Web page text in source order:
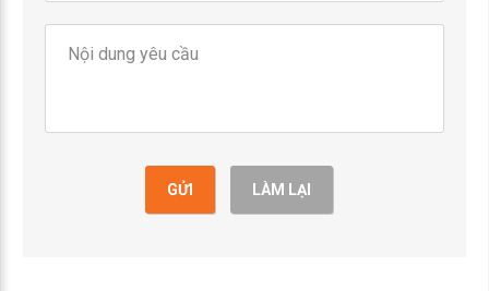
GỬI LÀM LẠI